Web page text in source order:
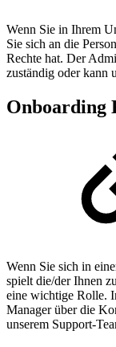
Wenn Sie in Ihrem
Sie sich an die
Rechte hat. Der
zuständig oder kann
Onboarding
Wenn Sie sich in
spielt die/der Ihnen
eine wichtige Rolle.
Manager über die
unserem Support-